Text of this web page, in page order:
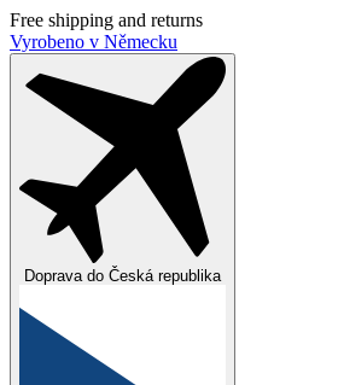
Free shipping and returns
Vyrobeno v Německu
Doprava do Česká republika